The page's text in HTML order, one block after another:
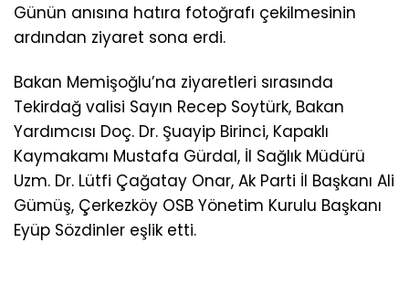
Günün anısına hatıra fotoğrafı çekilmesinin
ardından ziyaret sona erdi.
Bakan Memişoğlu’na ziyaretleri sırasında
Tekirdağ valisi Sayın Recep Soytürk, Bakan
Yardımcısı Doç. Dr. Şuayip Birinci, Kapaklı
Kaymakamı Mustafa Gürdal, İl Sağlık Müdürü
Uzm. Dr. Lütfi Çağatay Onar, Ak Parti İl Başkanı Ali
Gümüş, Çerkezköy OSB Yönetim Kurulu Başkanı
Eyüp Sözdinler eşlik etti.